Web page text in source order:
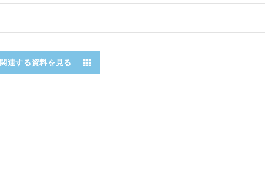
関連する資料を見る